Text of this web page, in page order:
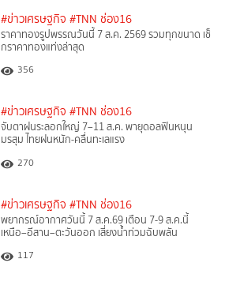
#ข่าวเศรษฐกิจ #TNN ช่อง16
ราคาทองรูปพรรณวันนี้ 7 ส.ค. 2569 รวมทุกขนาด เช็
กราคาทองแท่งล่าสุด
356
#ข่าวเศรษฐกิจ #TNN ช่อง16
จับตาฝนระลอกใหญ่ 7–11 ส.ค. พายุดอลฟินหนุน
มรสุม ไทยฝนหนัก-คลื่นทะเลแรง
270
#ข่าวเศรษฐกิจ #TNN ช่อง16
พยากรณ์อากาศวันนี้ 7 ส.ค.69 เตือน 7-9 ส.ค.นี้
เหนือ–อีสาน–ตะวันออก เสี่ยงน้ำท่วมฉับพลัน
117